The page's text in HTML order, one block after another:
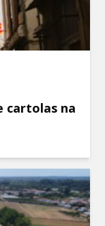
cartolas na